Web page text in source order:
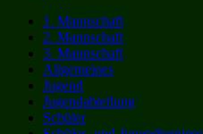
1. Mannschaft
2. Mannschaft
3. Mannschaft
Allgemeines
Jugend
Jugendabteilung
Schüler